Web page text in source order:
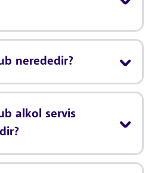
nerededir?
alkol servis